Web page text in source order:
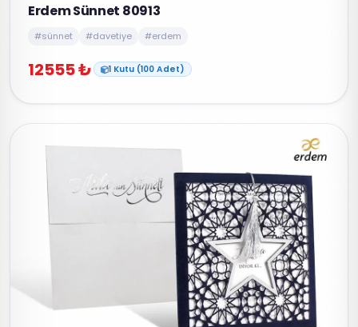
Erdem Sünnet 80913
#sünnet #davetiye #erdem
12555 ₺ 1 Kutu (100 Adet)